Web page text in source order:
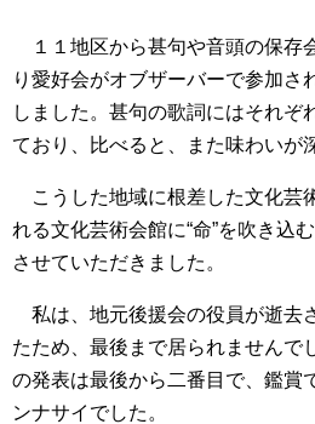
１１地区から甚句や音頭の保存
り愛好会がオブザーバーで参加さ
しました。甚句の歌詞にはそれぞ
ており、比べると、また味わいが
こうした地域に根差した文化芸
れる文化芸術会館に“命”を吹き込
させていただきました。
私は、地元後援会の役員が逝去
たため、最後まで居られませんで
の発表は最後から二番目で、鑑賞
ンナサイでした。